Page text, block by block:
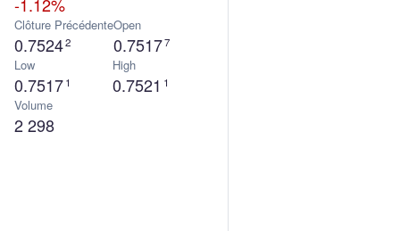
Clôture Précédente
0.75242
Open
0.75177
Low
0.75171
High
0.7521 1
Volume
2 298